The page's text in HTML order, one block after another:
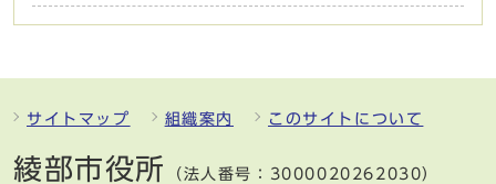
サイトマップ 組織案内 このサイトについて
綾部市役所 （法人番号：3000020262030）